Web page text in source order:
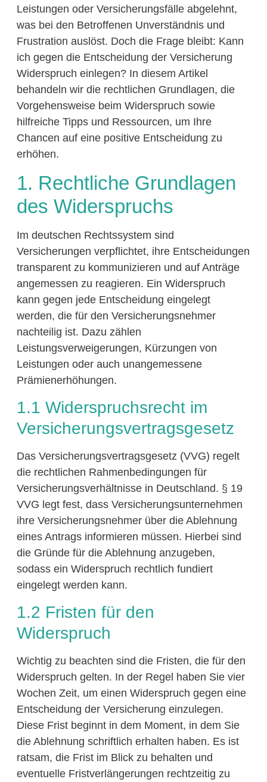
Leistungen oder Versicherungsfälle abgelehnt,
was bei den Betroffenen Unverständnis und
Frustration auslöst. Doch die Frage bleibt: Kann
ich gegen die Entscheidung der Versicherung
Widerspruch einlegen? In diesem Artikel
behandeln wir die rechtlichen Grundlagen, die
Vorgehensweise beim Widerspruch sowie
hilfreiche Tipps und Ressourcen, um Ihre
Chancen auf eine positive Entscheidung zu
erhöhen.
1. Rechtliche Grundlagen
des Widerspruchs
Im deutschen Rechtssystem sind
Versicherungen verpflichtet, ihre Entscheidungen
transparent zu kommunizieren und auf Anträge
angemessen zu reagieren. Ein Widerspruch
kann gegen jede Entscheidung eingelegt
werden, die für den Versicherungsnehmer
nachteilig ist. Dazu zählen
Leistungsverweigerungen, Kürzungen von
Leistungen oder auch unangemessene
Prämienerhöhungen.
1.1 Widerspruchsrecht im
Versicherungsvertragsgesetz
Das Versicherungsvertragsgesetz (VVG) regelt
die rechtlichen Rahmenbedingungen für
Versicherungsverhältnisse in Deutschland. § 19
VVG legt fest, dass Versicherungsunternehmen
ihre Versicherungsnehmer über die Ablehnung
eines Antrags informieren müssen. Hierbei sind
die Gründe für die Ablehnung anzugeben,
sodass ein Widerspruch rechtlich fundiert
eingelegt werden kann.
1.2 Fristen für den
Widerspruch
Wichtig zu beachten sind die Fristen, die für den
Widerspruch gelten. In der Regel haben Sie vier
Wochen Zeit, um einen Widerspruch gegen eine
Entscheidung der Versicherung einzulegen.
Diese Frist beginnt in dem Moment, in dem Sie
die Ablehnung schriftlich erhalten haben. Es ist
ratsam, die Frist im Blick zu behalten und
eventuelle Fristverlängerungen rechtzeitig zu